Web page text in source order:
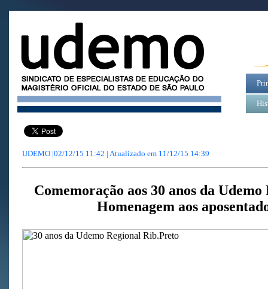
UDEMO |02/12/15 11:42 | Atualizado em 11/12/15 14:39
Comemoração aos 30 anos da
Homenagem aos